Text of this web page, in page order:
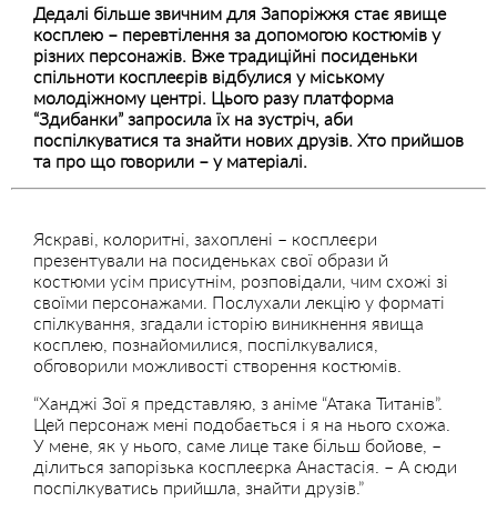
Дедалі більше звичним для Запоріжжя стає явище
косплею – перевтілення за допомогою костюмів у
різних персонажів. Вже традиційні посиденьки
спільноти косплеєрів відбулися у міському
молодіжному центрі. Цього разу платформа
“Здибанки” запросила їх на зустріч, аби
поспілкуватися та знайти нових друзів. Хто прийшов
та про що говорили – у матеріалі.
Яскраві, колоритні, захоплені – косплеєри
презентували на посиденьках свої образи й
костюми усім присутнім, розповідали, чим схожі зі
своїми персонажами. Послухали лекцію у форматі
спілкування, згадали історію виникнення явища
косплею, познайомилися, поспілкувалися,
обговорили можливості створення костюмів.
“Ханджі Зої я представляю, з аніме “Атака Титанів”.
Цей персонаж мені подобається і я на нього схожа.
У мене, як у нього, саме лице таке більш бойове, –
ділиться запорізька косплеєрка Анастасія. – А сюди
поспілкуватись прийшла, знайти друзів.”